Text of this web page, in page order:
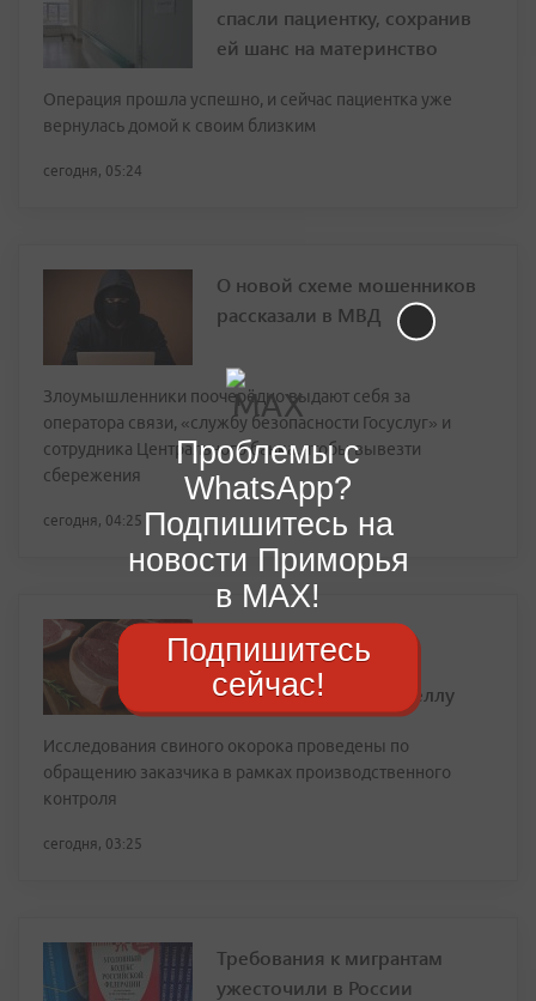
спасли пациентку, сохранив
ей шанс на материнство
Операция прошла успешно, и сейчас пациентка уже
вернулась домой к своим близким
сегодня, 05:24
О новой схеме мошенников
рассказали в МВД
Злоумышленники поочерёдно выдают себя за
оператора связи, «службу безопасности Госуслуг» и
сотрудника Центрального банка, чтобы вывезти
сбережения
сегодня, 04:25
приморской свинине
обнаружили сальмонеллу
Исследования свиного окорока проведены по
обращению заказчика в рамках производственного
контроля
сегодня, 03:25
Требования к мигрантам
ужесточили в России
Проблемы с
WhatsApp?
Подпишитесь на
новости Приморья
в MAX!
Подпишитесь
сейчас!